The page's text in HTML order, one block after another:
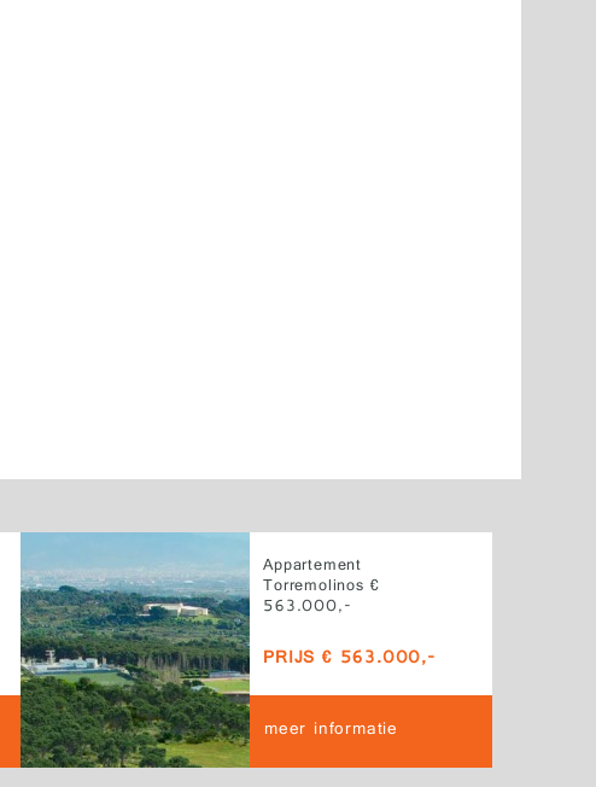
Appartement
Torremolinos €
563.000,-
PRIJS € 563.000,-
meer informatie